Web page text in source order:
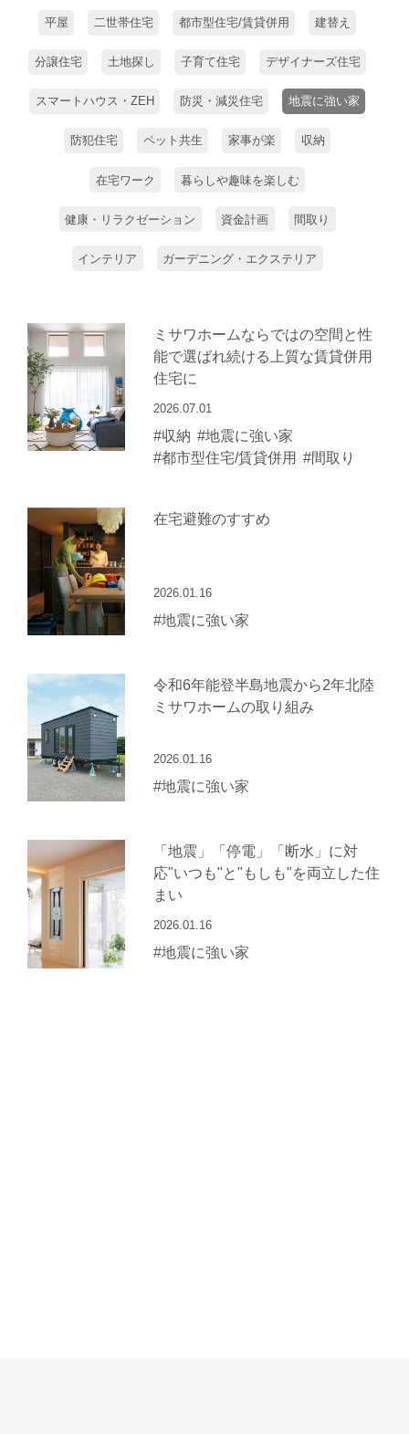
平屋 二世帯住宅 都市型住宅/賃貸併用 建替え
分譲住宅 土地探し 子育て住宅 デザイナーズ住宅
スマートハウス・ZEH 防災・減災住宅 地震に強い家
防犯住宅 ペット共生 家事が楽 収納
在宅ワーク 暮らしや趣味を楽しむ
健康・リラクゼーション 資金計画 間取り
インテリア ガーデニング・エクステリア
ミサワホームならではの空間と性
能で選ばれ続ける上質な賃貸併用
住宅に
2026.07.01
#収納 #地震に強い家
#都市型住宅/賃貸併用 #間取り
在宅避難のすすめ
2026.01.16
#地震に強い家
令和6年能登半島地震から2年北陸
ミサワホームの取り組み
2026.01.16
#地震に強い家
「地震」「停電」「断水」に対
応"いつも"と"もしも"を両立した住
まい
2026.01.16
#地震に強い家